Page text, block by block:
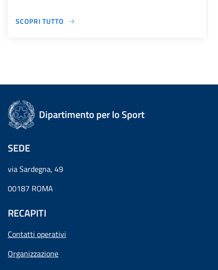
SCOPRI TUTTO
Dipartimento per lo Sport
SEDE
via Sardegna, 49
00187 ROMA
RECAPITI
Contatti operativi
Organizzazione